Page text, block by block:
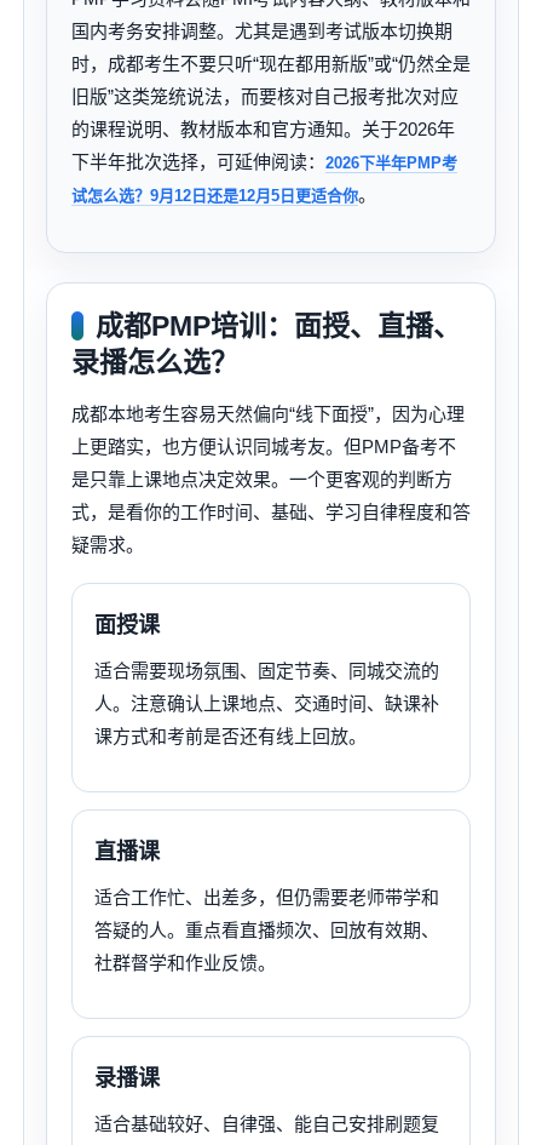
国内考务安排调整。尤其是遇到考试版本切换期
时，成都考生不要只听“现在都用新版”或“仍然全是
旧版”这类笼统说法，而要核对自己报考批次对应
的课程说明、教材版本和官方通知。关于2026年
下半年批次选择，可延伸阅读： 2026下半年PMP考
试怎么选？9月12日还是12月5日更适合你。
成都PMP培训：面授、直播、
录播怎么选？
成都本地考生容易天然偏向“线下面授”，因为心理
上更踏实，也方便认识同城考友。但PMP备考不
是只靠上课地点决定效果。一个更客观的判断方
式，是看你的工作时间、基础、学习自律程度和答
疑需求。
面授课
适合需要现场氛围、固定节奏、同城交流的
人。注意确认上课地点、交通时间、缺课补
课方式和考前是否还有线上回放。
直播课
适合工作忙、出差多，但仍需要老师带学和
答疑的人。重点看直播频次、回放有效期、
社群督学和作业反馈。
录播课
适合基础较好、自律强、能自己安排刷题复